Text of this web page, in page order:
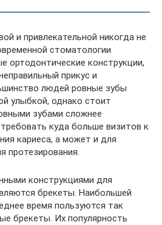
и привлекательной никогда не
стоматологии
ортодонтические конструкции,
прикус и
людей ровные зубы
улыбкой, однако стоит
зубами сложнее
куда больше визитов к
кариеса, а может и для
протезирования.
конструкциями для
брекеты. Наибольшей
время пользуются так
брекеты. Их популярность